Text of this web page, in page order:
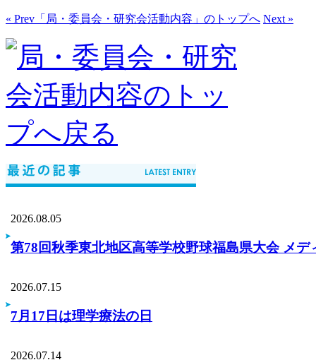
« Prev 「局・委員会・研究会活動内容」のトップへ Next »
2026.08.05
第78回秋季東北地区高等学校野球福島県大会 メデ
2026.07.15
7月17日は理学療法の日
2026.07.14